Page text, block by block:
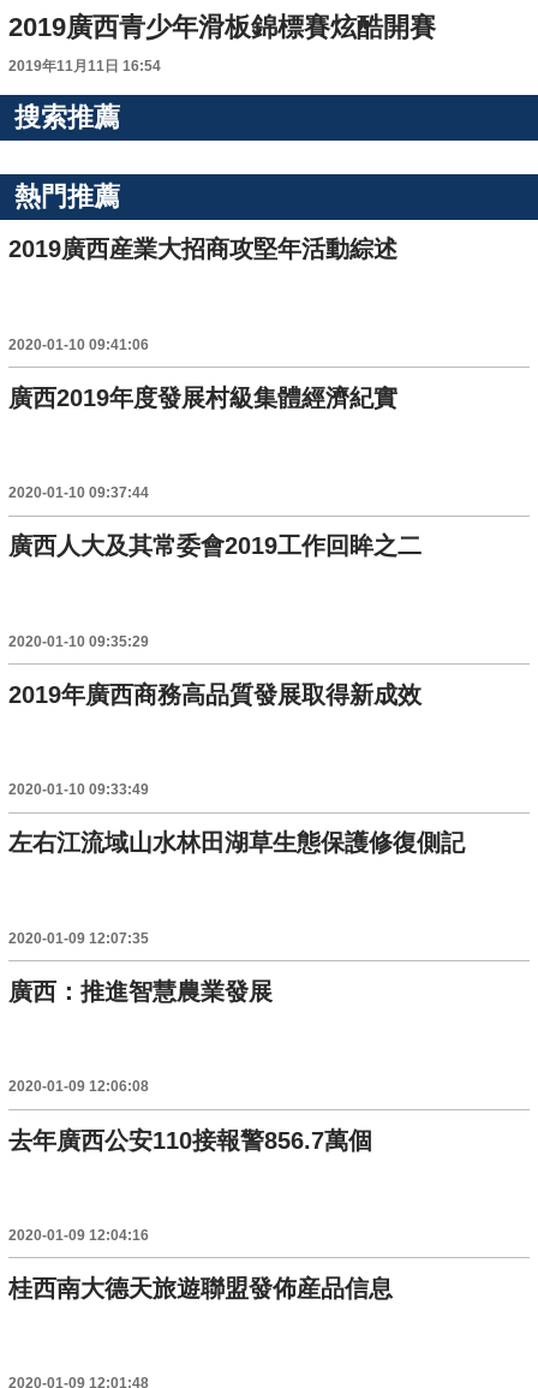
2019廣西青少年滑板錦標賽炫酷開賽
2019年11月11日 16:54
搜索推薦
熱門推薦
2019廣西産業大招商攻堅年活動綜述
2020-01-10 09:41:06
廣西2019年度發展村級集體經濟紀實
2020-01-10 09:37:44
廣西人大及其常委會2019工作回眸之二
2020-01-10 09:35:29
2019年廣西商務高品質發展取得新成效
2020-01-10 09:33:49
左右江流域山水林田湖草生態保護修復側記
2020-01-09 12:07:35
廣西：推進智慧農業發展
2020-01-09 12:06:08
去年廣西公安110接報警856.7萬個
2020-01-09 12:04:16
桂西南大德天旅遊聯盟發佈産品信息
2020-01-09 12:01:48